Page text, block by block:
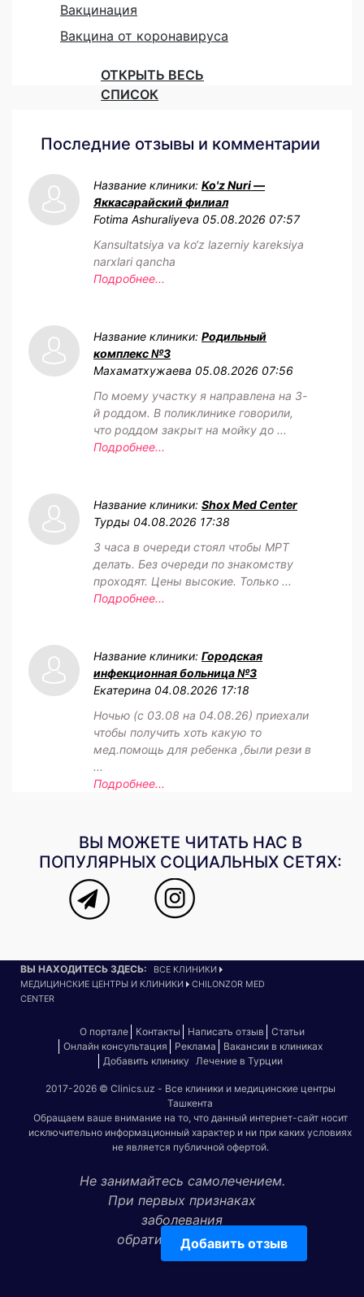
Добавить отзыв
Вакцинация
Вакцина от коронавируса
ОТКРЫТЬ ВЕСЬ
СПИСОК
Последние отзывы и комментарии
Название клиники: Ko'z Nuri —
Яккасарайский филиал
Fotima Ashuraliyeva 05.08.2026 07:57
Kansultatsiya va ko‘z lazerniy kareksiya
narxlari qancha
Подробнее...
Название клиники: Родильный
комплекс №3
Махаматхужаева 05.08.2026 07:56
По моему участку я направлена на 3-
й роддом. В поликлинике говорили,
что роддом закрыт на мойку до ...
Подробнее...
Название клиники: Shox Med Center
Турды 04.08.2026 17:38
3 часа в очереди стоял чтобы МРТ
делать. Без очереди по знакомству
проходят. Цены высокие. Только ...
Подробнее...
Название клиники: Городская
инфекционная больница №3
Екатерина 04.08.2026 17:18
Ночью (с 03.08 на 04.08.26) приехали
чтобы получить хоть какую то
мед.помощь для ребенка ,были рези в
...
Подробнее...
ВЫ МОЖЕТЕ ЧИТАТЬ НАС В
ПОПУЛЯРНЫХ СОЦИАЛЬНЫХ СЕТЯХ:
ВЫ НАХОДИТЕСЬ ЗДЕСЬ:
ВСЕ КЛИНИКИ
МЕДИЦИНСКИЕ ЦЕНТРЫ И КЛИНИКИ
CHILONZOR MED
CENTER
О портале Контакты Написать отзыв
Статьи
Онлайн консультация
Реклама
Вакансии в клиниках
Добавить клинику
Лечение в Турции
2017-2026 © Clinics.uz - Все клиники и медицинские центры
Ташкента
Обращаем ваше внимание на то, что данный интернет-сайт носит
исключительно информационный характер и ни при каких условиях
не является публичной офертой.
Не занимайтесь самолечением.
При первых признаках
заболевания
обратитесь к врачу!